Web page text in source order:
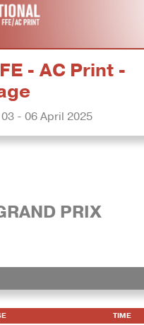
- AC Print -
- 06 April 2025
PRIX
TIME